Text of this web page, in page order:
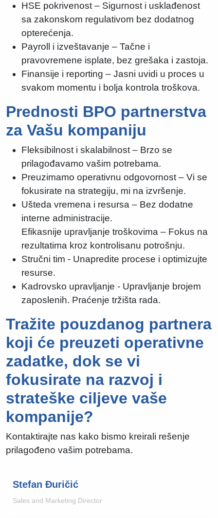
HSE pokrivenost – Sigurnost i usklađenost
sa zakonskom regulativom bez dodatnog
opterećenja.
Payroll i izveštavanje – Tačne i
pravovremene isplate, bez grešaka i zastoja.
Finansije i reporting – Jasni uvidi u proces u
svakom momentu i bolja kontrola troškova.
Prednosti BPO partnerstva
za Vašu kompaniju
Fleksibilnost i skalabilnost – Brzo se
prilagođavamo vašim potrebama.
Preuzimamo operativnu odgovornost – Vi se
fokusirate na strategiju, mi na izvršenje.
Ušteda vremena i resursa – Bez dodatne
interne administracije.
Efikasnije upravljanje troškovima – Fokus na
rezultatima kroz kontrolisanu potrošnju.
Stručni tim - Unapredite procese i optimizujte
resurse.
Kadrovsko upravljanje - Upravljanje brojem
zaposlenih. Praćenje tržišta rada.
Tražite pouzdanog partnera
koji će preuzeti operativne
zadatke, dok se vi
fokusirate na razvoj i
strateške ciljeve vaše
kompanije?
Kontaktirajte nas kako bismo kreirali rešenje
prilagođeno vašim potrebama.
Stefan Đuričić
Sales and Marketing Director